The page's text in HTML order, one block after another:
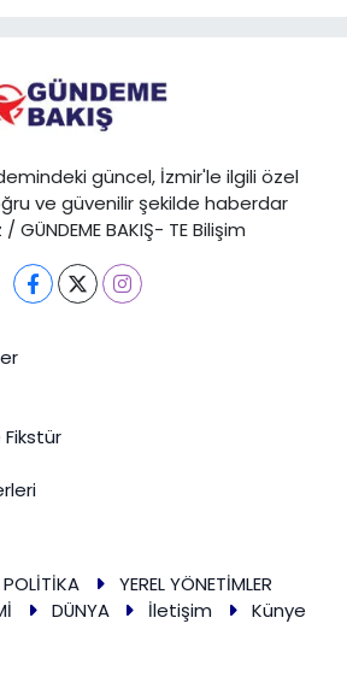
güncel, İzmir'le ilgili özel
ve güvenilir şekilde haberdar
GÜNDEME BAKIŞ- TE Bilişim
POLİTİKA
YEREL YÖNETİMLER
DÜNYA İletişim
Künye